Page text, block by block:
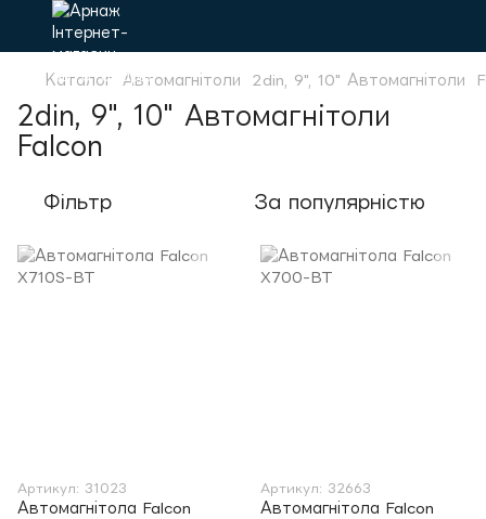
Каталог Автомагнітоли 2din, 9", 10" Автомагнітоли
2din, 9", 10" Автомагнітоли
Falcon
Фільтр За популярністю
Артикул: 31023
Автомагнітола Falcon
Артикул: 32663
Автомагнітола Falcon